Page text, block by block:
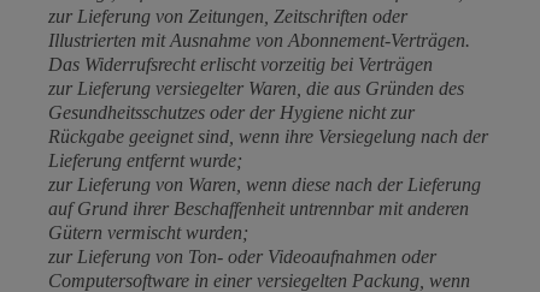
zur Lieferung von Zeitungen, Zeitschriften oder
Illustrierten mit Ausnahme von Abonnement-Verträgen.
Das Widerrufsrecht erlischt vorzeitig bei Verträgen
zur Lieferung versiegelter Waren, die aus Gründen des
Gesundheitsschutzes oder der Hygiene nicht zur
Rückgabe geeignet sind, wenn ihre Versiegelung nach der
Lieferung entfernt wurde;
zur Lieferung von Waren, wenn diese nach der Lieferung
auf Grund ihrer Beschaffenheit untrennbar mit anderen
Gütern vermischt wurden;
zur Lieferung von Ton- oder Videoaufnahmen oder
Computersoftware in einer versiegelten Packung, wenn